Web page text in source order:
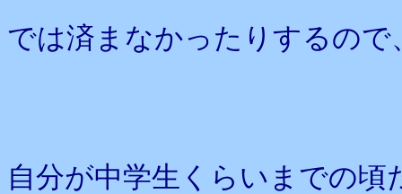
では済まなかったりするので
自分が中学生くらいまでの